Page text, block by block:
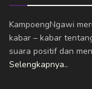
KampoengNgawi
kabar – kabar
suara positif dan
Selengkapnya..